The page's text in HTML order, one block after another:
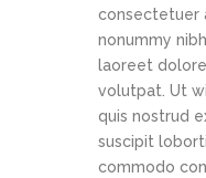
consectetuer
nonummy
laoreet
volutpat. Ut
quis nostrud
suscipit
commodo